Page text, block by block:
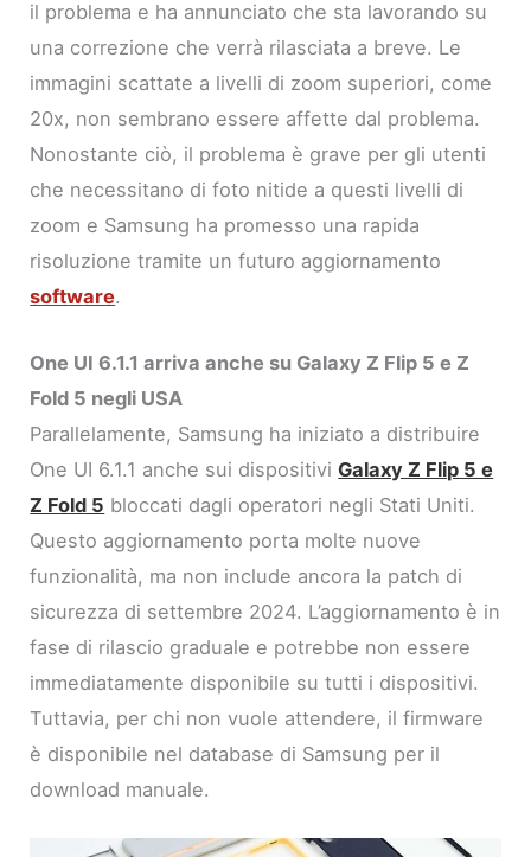
il problema e ha annunciato che sta lavorando su
una correzione che verrà rilasciata a breve. Le
immagini scattate a livelli di zoom superiori, come
20x, non sembrano essere affette dal problema.
Nonostante ciò, il problema è grave per gli utenti
che necessitano di foto nitide a questi livelli di
zoom e Samsung ha promesso una rapida
risoluzione tramite un futuro aggiornamento
software.
One UI 6.1.1 arriva anche su Galaxy Z Flip 5 e Z
Fold 5 negli USA
Parallelamente, Samsung ha iniziato a distribuire
One UI 6.1.1 anche sui dispositiviGalaxy Z Flip 5 e
Z Fold 5 bloccati dagli operatori negli Stati Uniti.
Questo aggiornamento porta molte nuove
funzionalità, ma non include ancora la patch di
sicurezza di settembre 2024. L’aggiornamento è in
fase di rilascio graduale e potrebbe non essere
immediatamente disponibile su tutti i dispositivi.
Tuttavia, per chi non vuole attendere, il firmware
è disponibile nel database di Samsung per il
download manuale.